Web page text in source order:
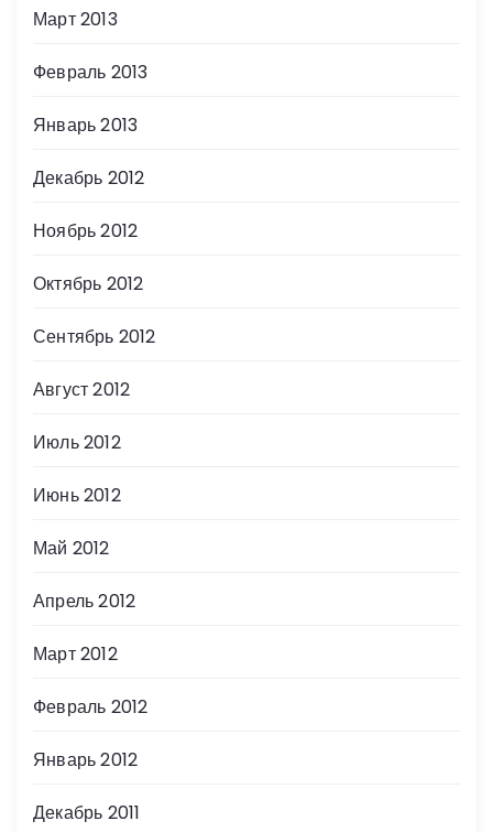
Март 2013
Февраль 2013
Январь 2013
Декабрь 2012
Ноябрь 2012
Октябрь 2012
Сентябрь 2012
Август 2012
Июль 2012
Июнь 2012
Май 2012
Апрель 2012
Март 2012
Февраль 2012
Январь 2012
Декабрь 2011